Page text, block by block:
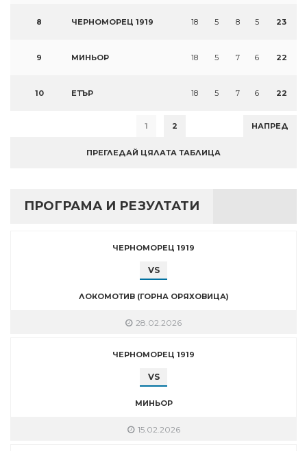
8 ЧЕРНОМОРЕЦ 1919 18 5 8 5 23
9 МИНЬОР 18 5 7 6 22
10 ЕТЪР 18 5 7 6 22
1 2 НАПРЕД
ПРЕГЛЕДАЙ ЦЯЛАТА ТАБЛИЦА
ПРОГРАМА И РЕЗУЛТАТИ
ЧЕРНОМОРЕЦ 1919
VS
ЛОКОМОТИВ (ГОРНА ОРЯХОВИЦА)
28.02.2026
ЧЕРНОМОРЕЦ 1919
VS
МИНЬОР
15.02.2026